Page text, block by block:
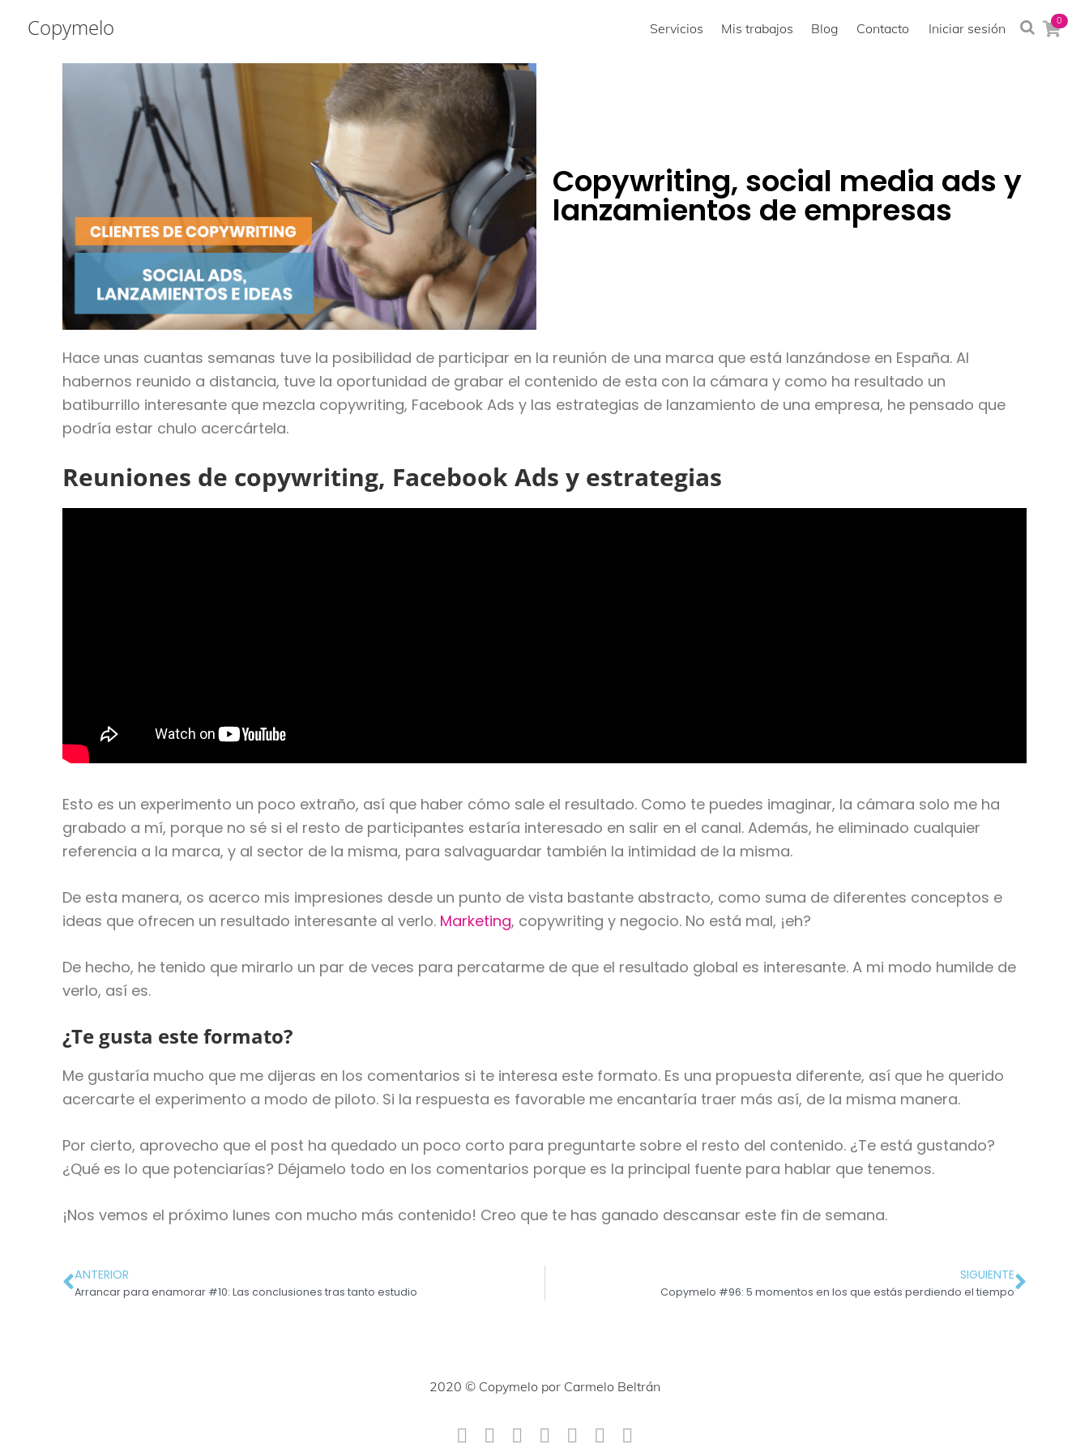
contenido
Copymelo 0
Servicios Mis trabajos Blog Contacto Iniciar sesión
Copywriting, social media ads y
lanzamientos de empresas
Hace unas cuantas semanas tuve la posibilidad de participar en la reunión de una marca que está lanzándose en España. Al
habernos reunido a distancia, tuve la oportunidad de grabar el contenido de esta con la cámara y como ha resultado un
batiburrillo interesante que mezcla copywriting, Facebook Ads y las estrategias de lanzamiento de una empresa, he pensado que
podría estar chulo acercártela.
Reuniones de copywriting, Facebook Ads y estrategias
Esto es un experimento un poco extraño, así que haber cómo sale el resultado. Como te puedes imaginar, la cámara solo me ha
grabado a mí, porque no sé si el resto de participantes estaría interesado en salir en el canal. Además, he eliminado cualquier
referencia a la marca, y al sector de la misma, para salvaguardar también la intimidad de la misma.
De esta manera, os acerco mis impresiones desde un punto de vista bastante abstracto, como suma de diferentes conceptos e
ideas que ofrecen un resultado interesante al verlo. Marketing, copywriting y negocio. No está mal, ¡eh?
De hecho, he tenido que mirarlo un par de veces para percatarme de que el resultado global es interesante. A mi modo humilde de
verlo, así es.
¿Te gusta este formato?
Me gustaría mucho que me dijeras en los comentarios si te interesa este formato. Es una propuesta diferente, así que he querido
acercarte el experimento a modo de piloto. Si la respuesta es favorable me encantaría traer más así, de la misma manera.
Por cierto, aprovecho que el post ha quedado un poco corto para preguntarte sobre el resto del contenido. ¿Te está gustando?
¿Qué es lo que potenciarías? Déjamelo todo en los comentarios porque es la principal fuente para hablar que tenemos.
¡Nos vemos el próximo lunes con mucho más contenido! Creo que te has ganado descansar este fin de semana.
ANTERIOR
Arrancar para enamorar #10: Las conclusiones tras tanto estudio
SIGUIENTE
Copymelo #96: 5 momentos en los que estás perdiendo el tiempo
2020 © Copymelo por Carmelo Beltrán